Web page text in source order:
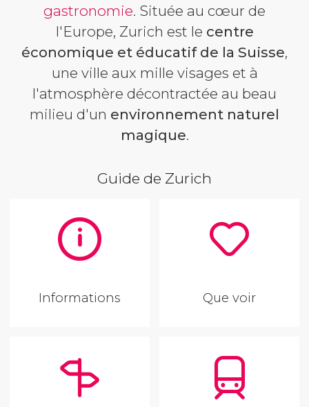
gastronomie. Située au cœur de
l'Europe, Zurich est le centre
économique et éducatif de la Suisse,
une ville aux mille visages et à
l'atmosphère décontractée au beau
milieu d'un environnement naturel
magique.
Guide de Zurich
Informations Que voir